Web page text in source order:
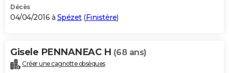
Décès
04/04/2016 à Spézet(Finistère)
Gisele PENNANEAC H (68 ans)
Créer une cagnotte obsèques